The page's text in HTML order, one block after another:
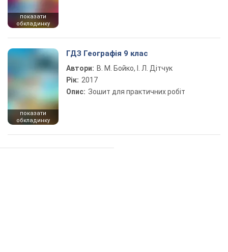
показати
обкладинку
показати
обкладинку
ГДЗ Географія 9 клас
Автори: В. М. Бойко, І. Л. Дітчук
Рік: 2017
Опис: Зошит для практичних робіт